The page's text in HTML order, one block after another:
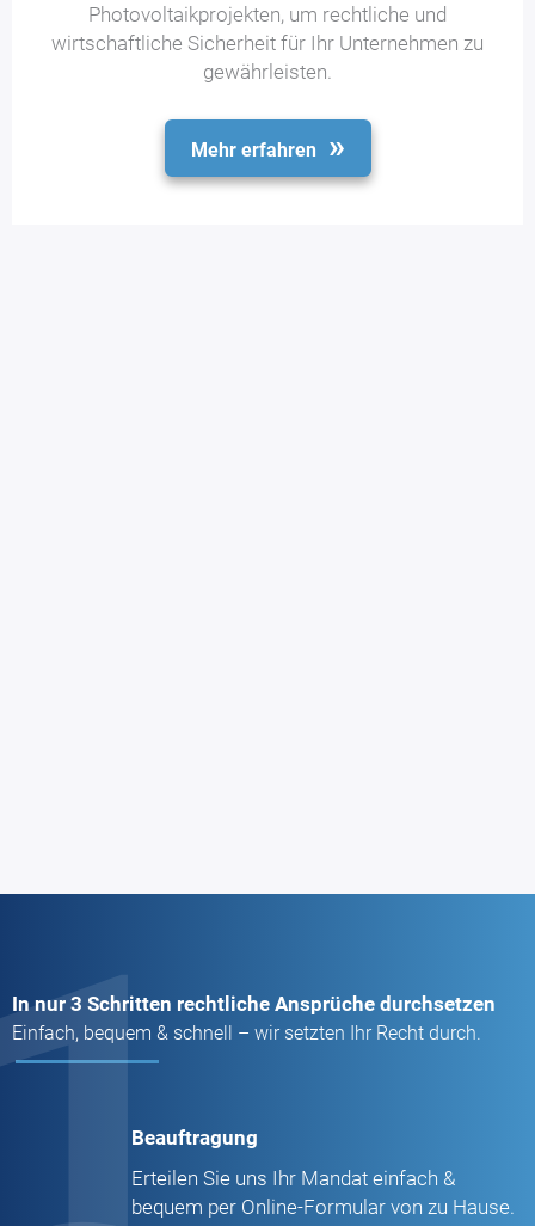
Photovoltaikprojekten, um rechtliche und
wirtschaftliche Sicherheit für Ihr Unternehmen zu
gewährleisten.
Mehr erfahren
In nur 3 Schritten rechtliche Ansprüche durchsetzen
Einfach, bequem & schnell – wir setzten Ihr Recht durch.
Beauftragung
Erteilen Sie uns Ihr Mandat einfach &
bequem per Online-Formular von zu Hause.